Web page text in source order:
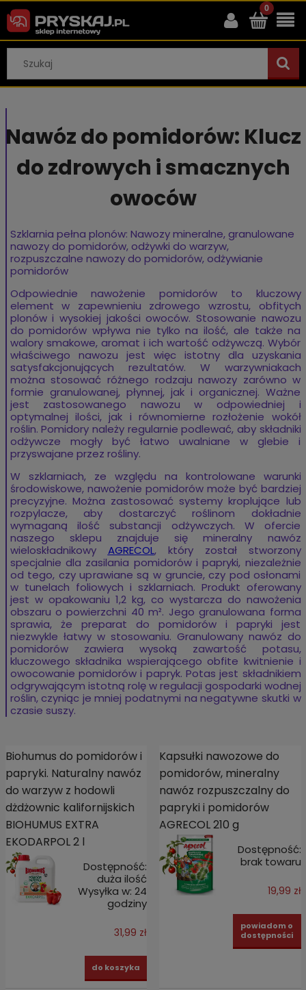
Nawóz do pomidorów: Klucz
do zdrowych i smacznych
owoców
Szklarnia pełna plonów: Nawozy mineralne, granulowane
nawozy do pomidorów, odżywki do warzyw,
rozpuszczalne nawozy do pomidorów, odżywianie
pomidorów
Odpowiednie nawożenie pomidorów to kluczowy
element w zapewnieniu zdrowego wzrostu, obfitych
plonów i wysokiej jakości owoców. Stosowanie nawozu
do pomidorów wpływa nie tylko na ilość, ale także na
walory smakowe, aromat i ich wartość odżywczą. Wybór
właściwego nawozu jest więc istotny dla uzyskania
satysfakcjonujących rezultatów. W warzywniakach
można stosować różnego rodzaju nawozy zarówno w
formie granulowanej, płynnej, jak i organicznej. Ważne
jest zastosowanego nawozu w odpowiedniej i
optymalnej ilości, jak i równomierne rozłożenie wokół
roślin. Pomidory należy regularnie podlewać, aby składniki
odżywcze mogły być łatwo uwalniane w glebie i
przyswajane przez rośliny.
W szklarniach, ze względu na kontrolowane warunki
środowiskowe, nawożenie pomidorów może być bardziej
precyzyjne. Można zastosować systemy kroplujące lub
rozpylacze, aby dostarczyć roślinom dokładnie
wymaganą ilość substancji odżywczych. W ofercie
naszego sklepu znajduje się mineralny nawóz
wieloskładnikowy AGRECOL, który został stworzony
specjalnie dla zasilania pomidorów i papryki, niezależnie
od tego, czy uprawiane są w gruncie, czy pod osłonami
w tunelach foliowych i szklarniach. Produkt oferowany
jest w opakowaniu 1,2 kg, co wystarcza do nawożenia
obszaru o powierzchni 40 m². Jego granulowana forma
sprawia, że preparat do pomidorów i papryki jest
niezwykle łatwy w stosowaniu. Granulowany nawóz do
pomidorów zawiera wysoką zawartość potasu,
kluczowego składnika wspierającego obfite kwitnienie i
owocowanie pomidorów i papryk. Potas jest składnikiem
odgrywającym istotną rolę w regulacji gospodarki wodnej
roślin, czyniąc je mniej podatnymi na negatywne skutki w
czasie suszy.
Biohumus do pomidorów i
papryki. Naturalny nawóz
do warzyw z hodowli
dżdżownic kalifornijskich
BIOHUMUS EXTRA
EKODARPOL 2 l
Dostępność:
duża ilość
Wysyłka w: 24
godziny
31,99 zł
do koszyka
Kapsułki nawozowe do
pomidorów, mineralny
nawóz rozpuszczalny do
papryki i pomidorów
AGRECOL 210 g
Dostępność:
brak towaru
19,99 zł
powiadom o
dostępności